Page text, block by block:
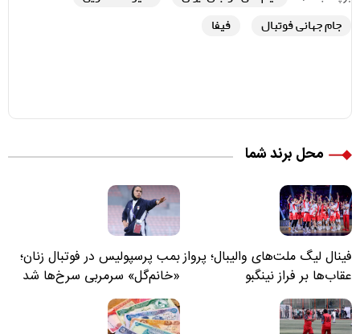
جام جهانی فوتبال
فیفا
محل برند شما
فینال لیگ ملت‌های والیبال؛ پرواز
عقاب‌ها بر فراز نینگبو
بمب پرسپولیس در فوتبال زنان؛
«خانم‌گل» سرمربی سرخ‌ها شد